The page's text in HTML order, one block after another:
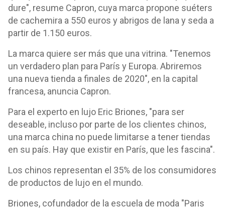
dure", resume Capron, cuya marca propone suéters
de cachemira a 550 euros y abrigos de lana y seda a
partir de 1.150 euros.
La marca quiere ser más que una vitrina. "Tenemos
un verdadero plan para París y Europa. Abriremos
una nueva tienda a finales de 2020", en la capital
francesa, anuncia Capron.
Para el experto en lujo Eric Briones, "para ser
deseable, incluso por parte de los clientes chinos,
una marca china no puede limitarse a tener tiendas
en su país. Hay que existir en París, que les fascina".
Los chinos representan el 35% de los consumidores
de productos de lujo en el mundo.
Briones, cofundador de la escuela de moda "Paris